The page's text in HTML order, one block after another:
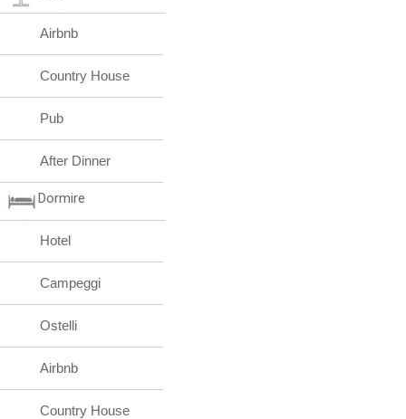
Airbnb
Country House
Pub
After Dinner
Dormire
Hotel
Campeggi
Ostelli
Airbnb
Country House